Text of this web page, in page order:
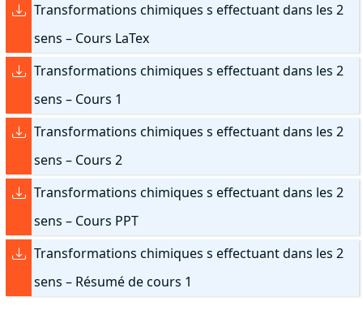
Transformations chimiques s effectuant dans les 2
sens – Cours LaTex
Transformations chimiques s effectuant dans les 2
sens – Cours 1
Transformations chimiques s effectuant dans les 2
sens – Cours 2
Transformations chimiques s effectuant dans les 2
sens – Cours PPT
Transformations chimiques s effectuant dans les 2
sens – Résumé de cours 1